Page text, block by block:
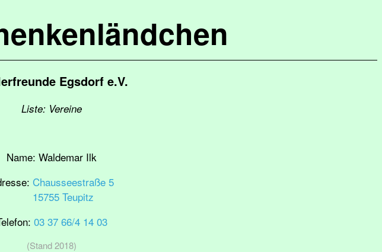
Egsdorf e.V.
Liste: Vereine
Name: Waldemar Ilk
Chausseestraße 5
15755 Teupitz
03 37 66/4 14 03
(Stand 2018)